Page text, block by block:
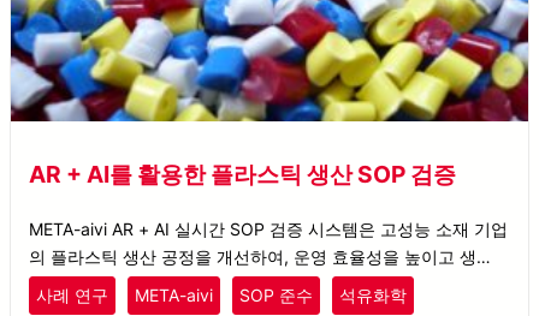
AR + AI를 활용한 플라스틱 생산 SOP 검증
META-aivi AR + AI 실시간 SOP 검증 시스템은 고성능 소재 기업
의 플라스틱 생산 공정을 개선하여, 운영 효율성을 높이고 생산
중단 시간을 줄이는 데 기여합니다.
사례 연구 META-aivi SOP 준수 석유화학